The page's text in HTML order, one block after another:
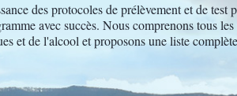
des protocoles de prélèvement et de test
avec succès. Nous comprenons tous
et de l'alcool et proposons une liste